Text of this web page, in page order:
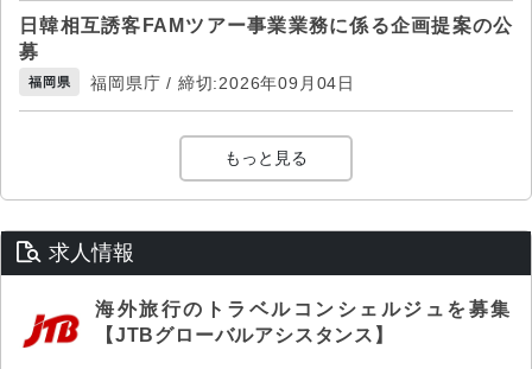
日韓相互誘客FAMツアー事業業務に係る企画提案の公
募
福岡県 福岡県庁 / 締切:2026年09月04日
もっと見る
求人情報
海外旅行のトラベルコンシェルジュを募集
【JTBグローバルアシスタンス】